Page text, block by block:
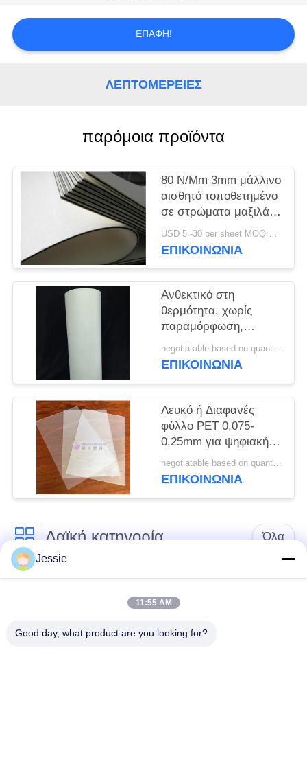
ΕΙΔΉΣΕΙΣ
ΠΡΟΣΦΟΡΆ
SITEMAP
POLICY
ΕΠΑΦΉ!
ΛΕΠΤΟΜΈΡΕΙΕΣ
παρόμοια προϊόντα
80 N/Mm 3mm μάλλινο
αισθητό τοποθετημένο
σε στρώματα μαξιλάρι
μαξιλάρι για την
πιστωτική κάρτα
USD 5 -30 per sheet MOQ:100 PC
ΕΠΙΚΟΙΝΩΝΙΑ
Ανθεκτικό στη
θερμότητα, χωρίς
παραμόρφωση,
ανθεκτικό στη
γήρανση από υγρή
φύλλο εκτύπωσης
offset PET M-PET-OP
negotiatable based on quantity MOQ:10000 φύλλα
ΕΠΙΚΟΙΝΩΝΙΑ
Λευκό ή Διαφανές
φύλλο PET 0,075-
0,25mm για ψηφιακή
εκτύπωση καρτών για
εκτυπωτή HP Indigo
negotiatable based on quantity MOQ:10000 φύλλα
ΕΠΙΚΟΙΝΩΝΙΑ
Λαϊκή κατηγορία Όλα
Υλικό έξυπνων
Εκτυπώσιμα φύλλα
Ψηφιακά φύλλα PVC
Jessie
11:55 AM
Good day, what product are you looking for?